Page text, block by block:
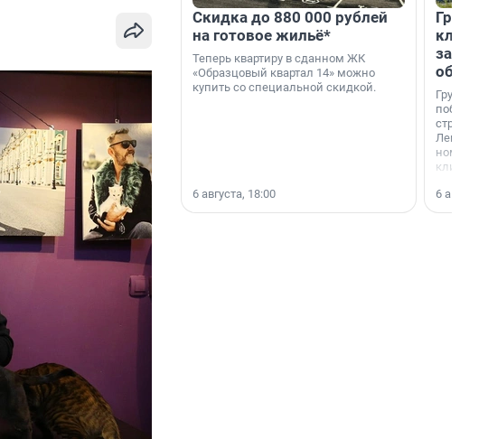
Скидка до 880 000 рублей
на готовое жильё*
Теперь квартиру в сданном ЖК
«Образцовый квартал 14» можно
купить со специальной скидкой.
6 августа, 18:00
Группа
области».
6